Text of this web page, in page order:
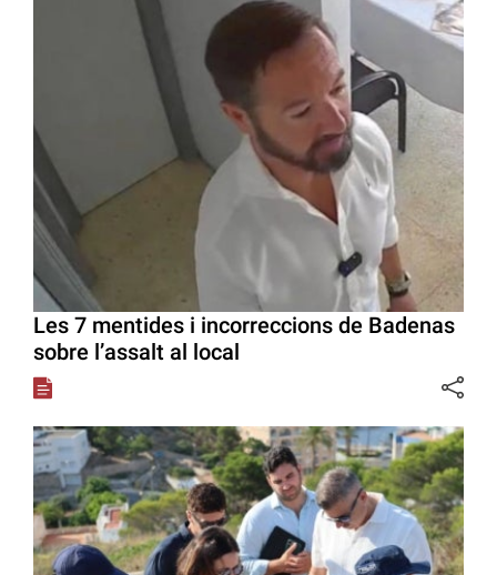
Les 7 mentides i incorreccions de Badenas
sobre l’assalt al local